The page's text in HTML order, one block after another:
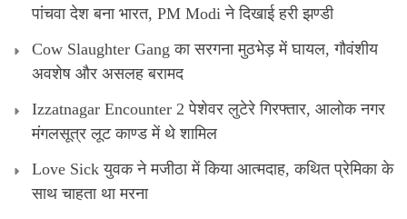
पांचवा देश बना भारत, PM Modi ने दिखाई हरी झण्डी
Cow Slaughter Gang का सरगना मुठभेड़ में घायल, गौवंशीय
अवशेष और असलह बरामद
Izzatnagar Encounter 2 पेशेवर लुटेरे गिरफ्तार, आलोक नगर
मंगलसूत्र लूट काण्‍ड में थे शामिल
Love Sick युवक ने मजीठा में किया आत्मदाह, कथित प्रेमिका के
साथ चाहता था मरना